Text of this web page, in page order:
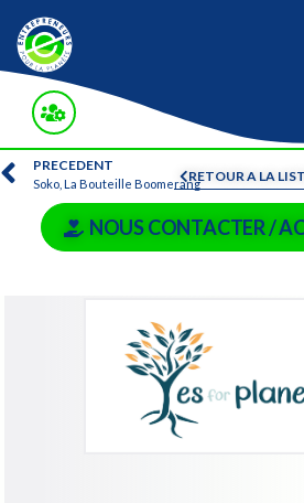
RETOUR A LA
PRECEDENT
Soko, La Bouteille Boomerang
NOUS CONTACTER /